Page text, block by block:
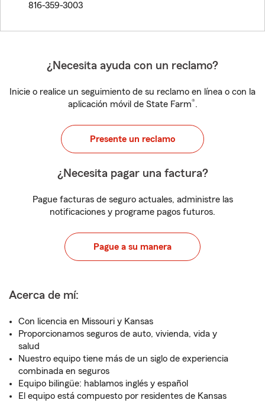
816-359-3003
¿Necesita ayuda con un reclamo?
Inicie o realice un seguimiento de su reclamo en línea o con la
aplicación móvil de State Farm®.
Presente un reclamo
¿Necesita pagar una factura?
Pague facturas de seguro actuales, administre las
notificaciones y programe pagos futuros.
Pague a su manera
Acerca de mí:
Con licencia en Missouri y Kansas
Proporcionamos seguros de auto, vivienda, vida y
salud
Nuestro equipo tiene más de un siglo de experiencia
combinada en seguros
Equipo bilingüe: hablamos inglés y español
El equipo está compuesto por residentes de Kansas